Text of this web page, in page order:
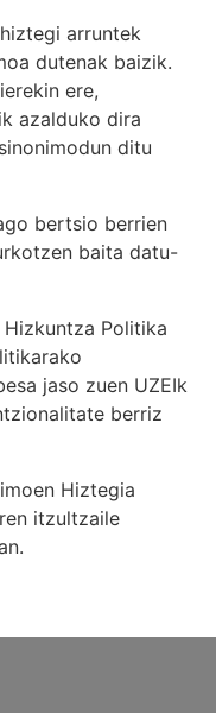
arruntek
dutenak baizik.
ere,
azalduko dira
ditu
bertsio berrien
baita datu-
Politika
jaso zuen UZEIk
berriz
Hiztegia
itzultzaile